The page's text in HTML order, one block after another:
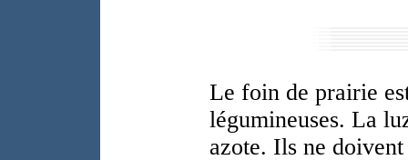
Le foin de prairie
légumineuses. La
azote. Ils ne